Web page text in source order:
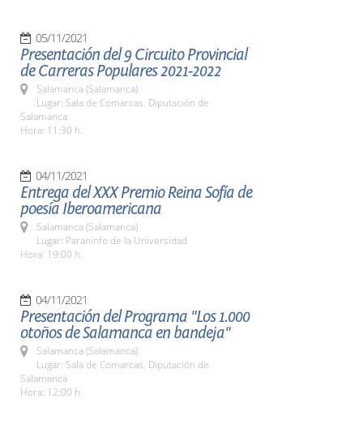
05/11/2021
Presentación del 9 Circuito Provincial
de Carreras Populares 2021-2022
Salamanca (Salamanca)
Lugar: Sala de Comarcas. Diputación de
Salamanca
Hora: 11:30 h.
04/11/2021
Entrega del XXX Premio Reina Sofía de
poesía Iberoamericana
Salamanca (Salamanca)
Lugar: Paraninfo de la Universidad
Hora: 19:00 h.
04/11/2021
Presentación del Programa "Los 1.000
otoños de Salamanca en bandeja"
Salamanca (Salamanca)
Lugar: Sala de Comarcas. Diputación de
Salamanca
Hora: 12:00 h.